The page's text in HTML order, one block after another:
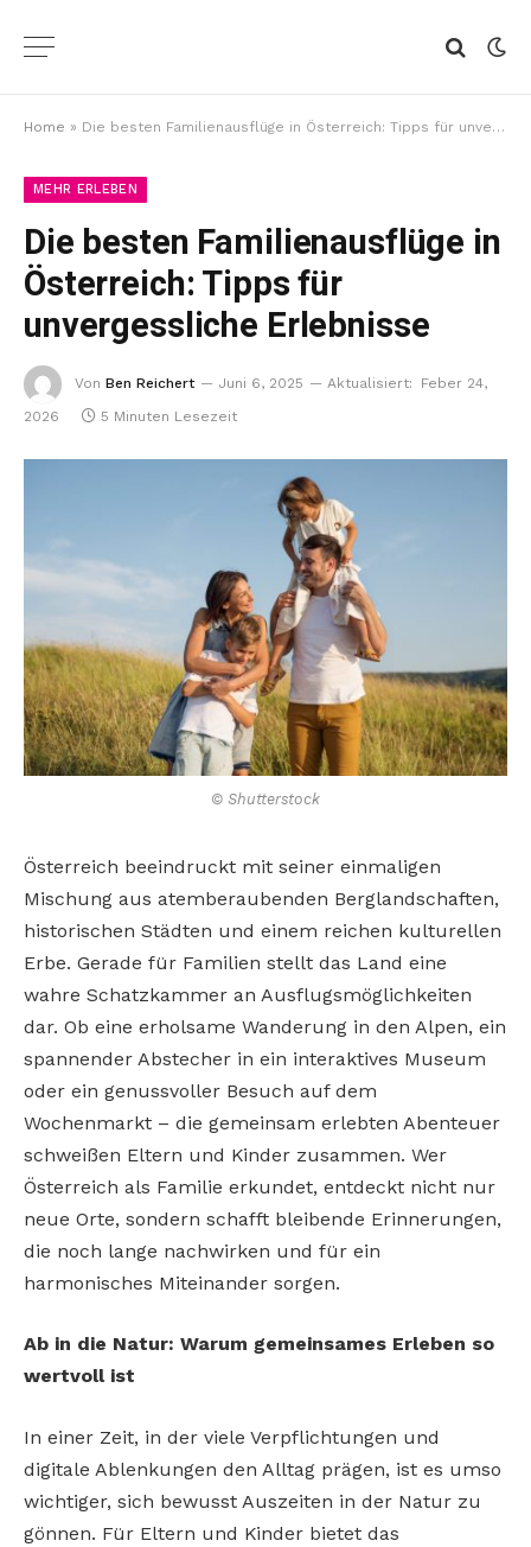
Home » Die besten Familienausflüge in Österreich: Tipps für unvergessliche Erlebnisse
MEHR ERLEBEN
Die besten Familienausflüge in
Österreich: Tipps für
unvergessliche Erlebnisse
Von Ben Reichert Juni 6, 2025 Aktualisiert:
Feber 24,
2026
5 Minuten Lesezeit
© Shutterstock
Österreich beeindruckt mit seiner einmaligen
Mischung aus atemberaubenden Berglandschaften,
historischen Städten und einem reichen kulturellen
Erbe. Gerade für Familien stellt das Land eine
wahre Schatzkammer an Ausflugsmöglichkeiten
dar. Ob eine erholsame Wanderung in den Alpen, ein
spannender Abstecher in ein interaktives Museum
oder ein genussvoller Besuch auf dem
Wochenmarkt – die gemeinsam erlebten Abenteuer
schweißen Eltern und Kinder zusammen. Wer
Österreich als Familie erkundet, entdeckt nicht nur
neue Orte, sondern schafft bleibende Erinnerungen,
die noch lange nachwirken und für ein
harmonisches Miteinander sorgen.
Ab in die Natur: Warum gemeinsames Erleben so
wertvoll ist
In einer Zeit, in der viele Verpflichtungen und
digitale Ablenkungen den Alltag prägen, ist es umso
wichtiger, sich bewusst Auszeiten in der Natur zu
gönnen. Für Eltern und Kinder bietet das